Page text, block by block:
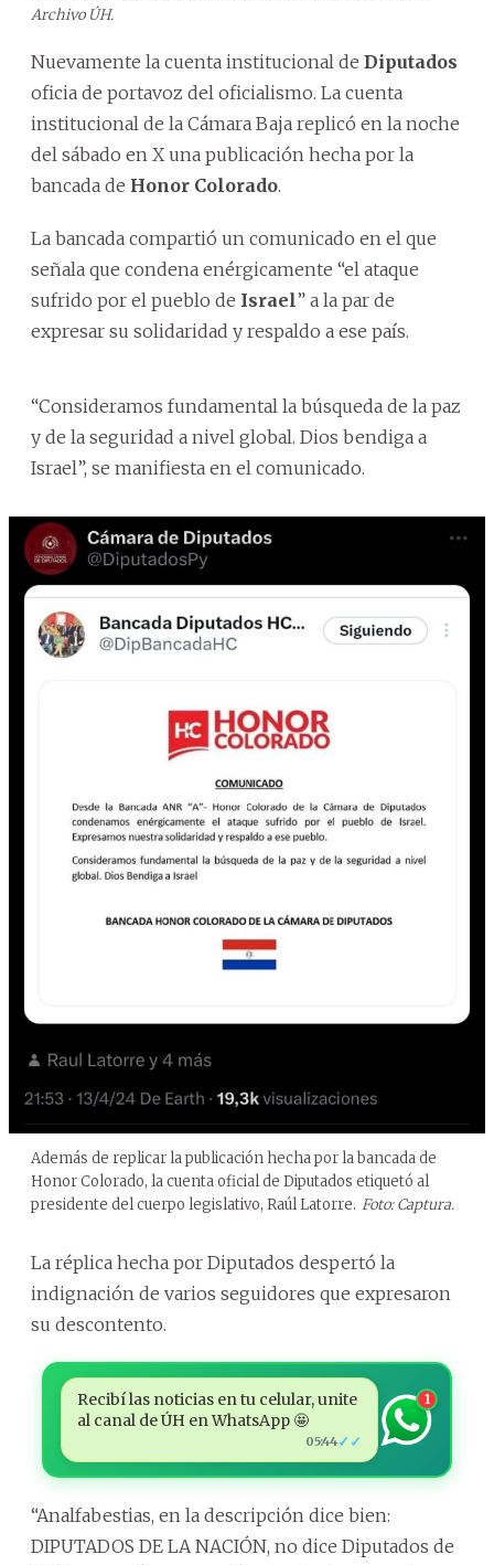
Archivo ÚH.
Nuevamente la cuenta institucional de Diputados
oficia de portavoz del oficialismo. La cuenta
institucional de la Cámara Baja replicó en la noche
del sábado en X una publicación hecha por la
bancada de Honor Colorado.
La bancada compartió un comunicado en el que
señala que condena enérgicamente “el ataque
sufrido por el pueblo de Israel” a la par de
expresar su solidaridad y respaldo a ese país.
“Consideramos fundamental la búsqueda de la paz
y de la seguridad a nivel global. Dios bendiga a
Israel”, se manifiesta en el comunicado.
Además de replicar la publicación hecha por la bancada de
Honor Colorado, la cuenta oficial de Diputados etiquetó al
presidente del cuerpo legislativo, Raúl Latorre. Foto: Captura.
La réplica hecha por Diputados despertó la
indignación de varios seguidores que expresaron
su descontento.
Recibí las noticias en tu celular, unite
al canal de ÚH en WhatsApp 🤩
05:44✓✓
1
“Analfabestias, en la descripción dice bien:
DIPUTADOS DE LA NACIÓN, no dice Diputados de